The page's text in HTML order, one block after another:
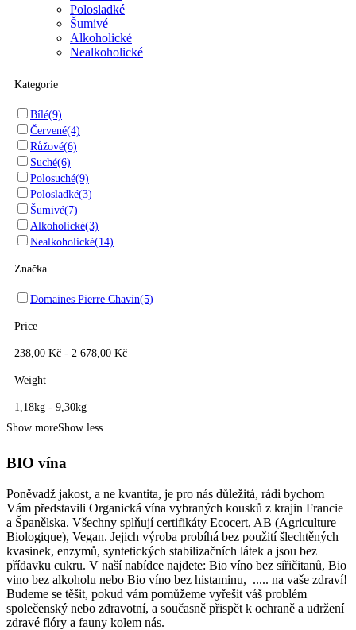
Polosladké
Šumivé
Alkoholické
Nealkoholické
Kategorie
Bílé(9)
Červené(4)
Růžové(6)
Suché(6)
Polosuché(9)
Polosladké(3)
Šumivé(7)
Alkoholické(3)
Nealkoholické(14)
Značka
Domaines Pierre Chavin(5)
Price
238,00 Kč - 2 678,00 Kč
Weight
1,18kg - 9,30kg
Show moreShow less
BIO vína
Poněvadž jakost, a ne kvantita, je pro nás důležitá, rádi bychom
Vám představili Organická vína vybraných kousků z krajin Francie
a Španělska. Všechny splňují certifikáty Ecocert, AB (Agriculture
Biologique), Vegan. Jejich výroba probíhá bez použití šlechtěných
kvasinek, enzymů, syntetických stabilizačních látek a jsou bez
přídavku cukru. V naší nabídce najdete: Bio víno bez siřičitanů, Bio
vino bez alkoholu nebo Bio víno bez histaminu, ..... na vaše zdraví!
Budeme se těšit, pokud vám pomůžeme vyřešit váš problém
společenský nebo zdravotní, a současně přispět k ochraně a udržení
zdravé flóry a fauny kolem nás.